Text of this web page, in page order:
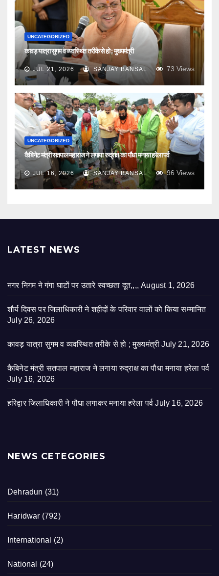
UNCATEGORIZED
कावड़ यात्रा सुगम व व्यवस्थित तरीके से हो ; मुख्यमंत्री
JUL 21, 2026 SANJAY BANSAL 73 Views
UNCATEGORIZED
कैबिनेट मंत्री सतपाल महाराज ने लगाया रुद्राक्ष का पौधा मनाया हरेला पर्व
JUL 16, 2026 SANJAY BANSAL 96 Views
LATEST NEWS
नगर निगम ने गंगा घाटों पर उतारे स्वच्छता दूत,,,, August 1, 2026
शौर्य दिवस पर जिलाधिकारी ने शहीदों के परिवार वालों को किया सम्मानित
July 26, 2026
कावड़ यात्रा सुगम व व्यवस्थित तरीके से हो ; मुख्यमंत्री July 21, 2026
कैबिनेट मंत्री सतपाल महाराज ने लगाया रुद्राक्ष का पौधा मनाया हरेला पर्व
July 16, 2026
हरिद्वार जिलाधिकारी ने पौधा लगाकर मनाया हरेला पर्व July 16, 2026
NEWS CETEGORIES
Dehradun (31)
Haridwar (792)
International (2)
National (24)